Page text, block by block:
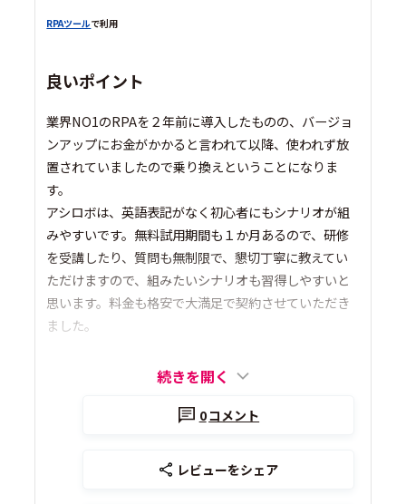
RPAツールで利用
良いポイント
業界NO1のRPAを２年前に導入したものの、バージョ
ンアップにお金がかかると言われて以降、使われず放
置されていましたので乗り換えということになりま
す。
アシロボは、英語表記がなく初心者にもシナリオが組
みやすいです。無料試用期間も１か月あるので、研修
を受講したり、質問も無制限で、懇切丁寧に教えてい
ただけますので、組みたいシナリオも習得しやすいと
思います。料金も格安で大満足で契約させていただき
ました。
続きを開く
0コメント
レビューをシェア